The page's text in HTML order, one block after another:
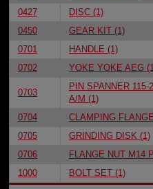
0427
DISC (1)
0450
GEAR KIT (1)
0701
HANDLE (1)
0702
YOKE YOKE AEG
0703
PIN SPANNER 115-
A/M (1)
0704 CLAMPING
0705
GRINDING DISK (1)
0706
FLANGE NUT M14
1000
BOLT SET (1)